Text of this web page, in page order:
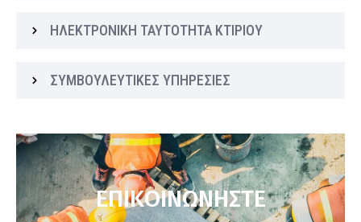
ΗΛΕΚΤΡΟΝΙΚΗ ΤΑΥΤΟΤΗΤΑ ΚΤΙΡΙΟΥ
ΣΥΜΒΟΥΛΕΥΤΙΚΕΣ ΥΠΗΡΕΣΙΕΣ
ΕΠΙΚΟΙΝΩΝΗΣΤΕ